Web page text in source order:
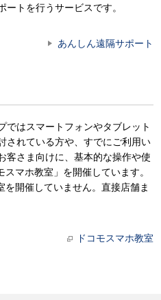
ートを行うサービスです。
あんしん遠隔サポート
ではスマートフォンやタブレット
されている方や、すでにご利用い
客さま向けに、基本的な操作や使
マホ教室」を開催しています。
を開催していません。直接店舗ま
ドコモスマホ教室